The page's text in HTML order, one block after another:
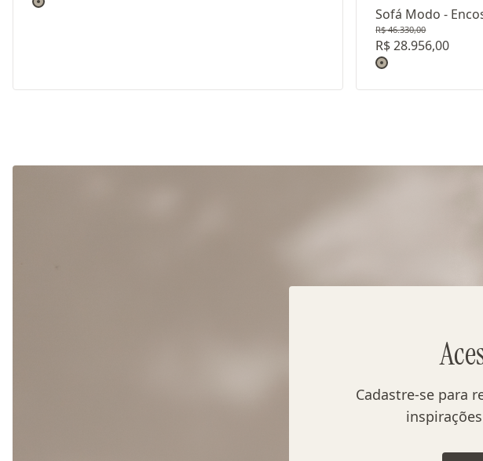
Revestimento: LINHO LISO D22009 - LINHO LISO B22029
Sofá Modo -
R$ 46.330,00
R$ 28.956,00
Revestimento:
Cadastre-se para